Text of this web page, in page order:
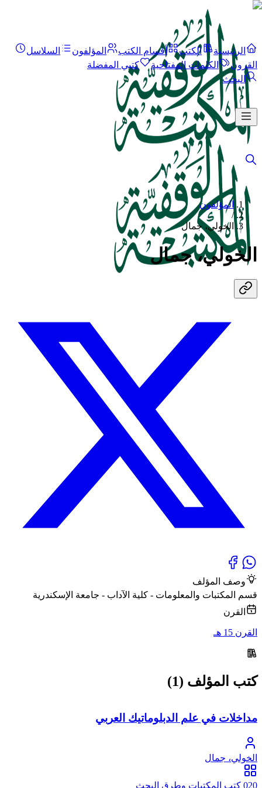
الرئيسية الكتب أقسام الكتب المؤلفون
السلاسل
القرون
الكلمات المفتاحية
كتبي المفضلة
البحث
المؤلفون
/
الخولي، جمال
الخولي، جمال
وصف المؤلف
قسم المكتبات والمعلومات - كلية الآداب - جامعة الإسكندرية
القرن
القرن 15 هـ
كتب المؤلف (1)
مداخلات في علم الدبلوماتيك العربي
الخولي، جمال
020 كتب المكتبات وطرق البحث